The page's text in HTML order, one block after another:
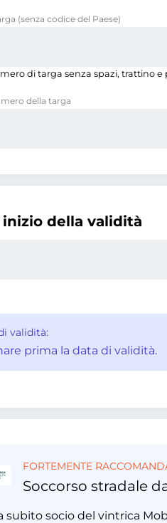
(senza codice del Paese)
di targa senza spazi, trattino e
della targa
della validità
validità:
prima la data di validità.
FORTEMENTE
Soccorso stradale
subito socio del vintrica